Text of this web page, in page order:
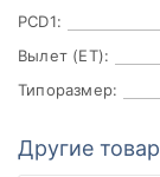
PCD1:
Вылет (ET):
Типоразмер:
Другие